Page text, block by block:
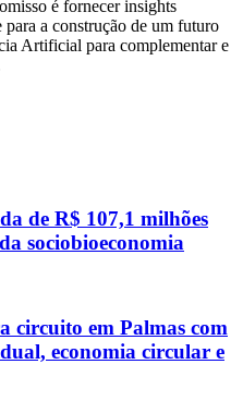
é fornecer insights
para a construção de um futuro
Artificial para complementar e
de R$ 107,1 milhões
sociobioeconomia
circuito em Palmas com
economia circular e